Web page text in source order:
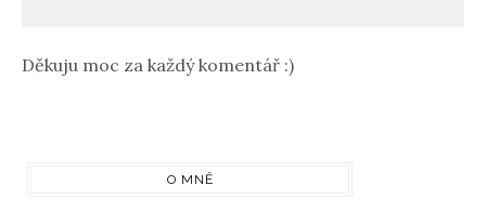
Děkuju moc za každý komentář :)
O MNĚ